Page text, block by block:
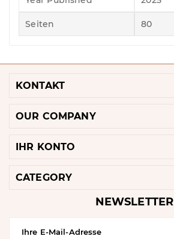
Seiten 80
KONTAKT
OUR COMPANY
IHR KONTO
CATEGORY
NEWSLETTER